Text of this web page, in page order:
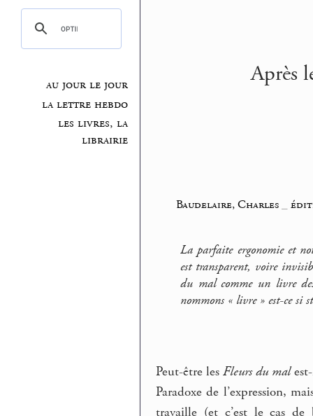
au jour le jour
la lettre hebdo
les livres, la
librairie
Après
Baudelaire, Charles_
La parfaite ergonomie et
est transparent, voire
du malcomme un livre
nommons « livre » est-ce si
Peut-être lesFleurs du mal
Paradoxe de l’expression,
travaille (et c’est le cas de